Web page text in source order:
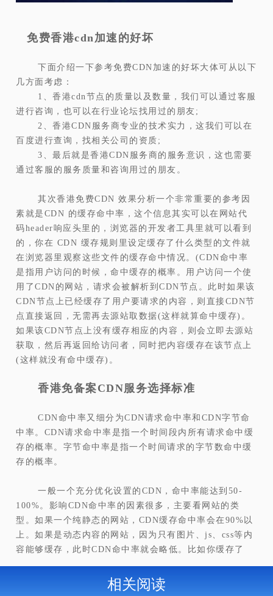
免费香港cdn加速的好坏
下面介绍一下参考免费CDN加速的好坏大体可从以下
几方面考虑：
1、香港cdn节点的质量以及数量，我们可以通过客服
进行咨询，也可以在行业论坛找用过的朋友;
2、香港CDN服务商专业的技术实力，这我们可以在
百度进行查询，找相关公司的资质;
3、最后就是香港CDN服务商的服务意识，这也需要
通过客服的服务质量和咨询用过的朋友。
其次香港免费CDN 效果分析一个非常重要的参考因
素就是CDN 的缓存命中率，这个信息其实可以在网站代
码header响应头里的，浏览器的开发者工具里就可以看到
的，你在 CDN 缓存规则里设定缓存了什么类型的文件就
在浏览器里观察这些文件的缓存命中情况。(CDN命中率
是指用户访问的时候，命中缓存的概率。用户访问一个使
用了CDN的网站，请求会被解析到CDN节点。此时如果该
CDN节点上已经缓存了用户要请求的内容，则直接CDN节
点直接返回，无需再去源站取数据(这样就算命中缓存)。
如果该CDN节点上没有缓存相应的内容，则会立即去源站
获取，然后再返回给访问者，同时把内容缓存在该节点上
(这样就没有命中缓存)。
香港免备案CDN服务选择标准
CDN命中率又细分为CDN请求命中率和CDN字节命
中率。CDN请求命中率是指一个时间段内所有请求命中缓
存的概率。字节命中率是指一个时间请求的字节数命中缓
存的概率。
一般一个充分优化设置的CDN，命中率能达到50-
100%。影响CDN命中率的因素很多，主要看网站的类
型。如果一个纯静态的网站，CDN缓存命中率会在90%以
上。如果是动态内容的网站，因为只有图片、js、css等内
容能够缓存，此时CDN命中率就会略低。比如你缓存了
相关阅读